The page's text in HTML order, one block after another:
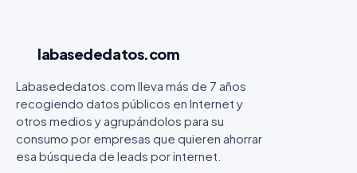
labasededatos.com
Labasededatos.com lleva más de 7 años
recogiendo datos públicos en Internet y
otros medios y agrupándolos para su
consumo por empresas que quieren ahorrar
esa búsqueda de leads por internet.